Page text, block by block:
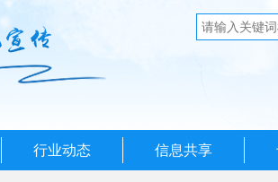
行业动态 信息共享